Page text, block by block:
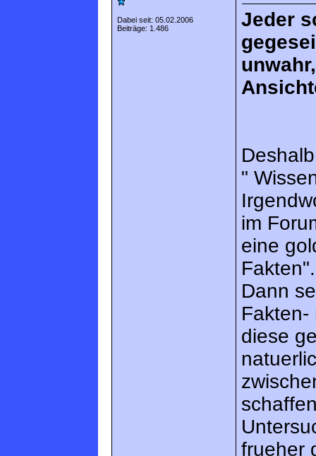
Dabei seit: 05.02.2006
Beiträge: 1.486
Jeder
"
im
eine
Fakten".
Dann
Fakten-
diese
frueher